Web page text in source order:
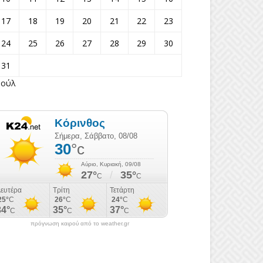
17
18 19 20 21 22
23
24
25 26 27 28 29
30
31
πρόγνωση καιρού από το weather.gr